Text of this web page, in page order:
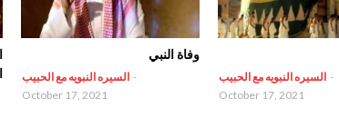
وفاة النبي
السيره النبويه مع الحبيب -
October 17, 2021
السيره النبويه مع الحبيب -
October 17, 2021